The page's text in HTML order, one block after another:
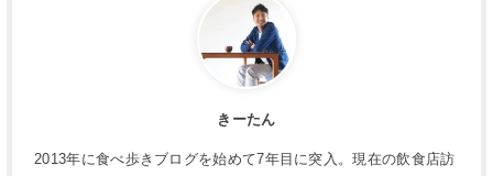
きーたん
2013年に食べ歩きブログを始めて7年目に突入。現在の飲食店訪